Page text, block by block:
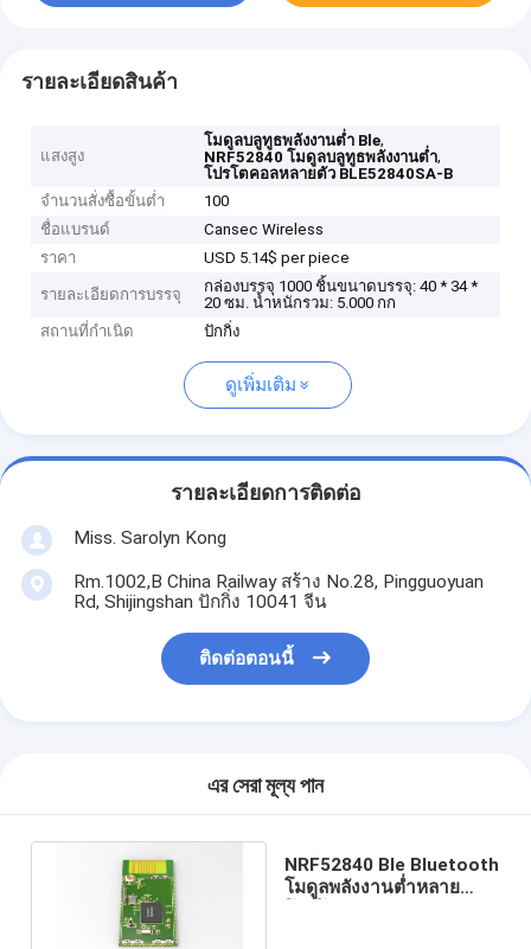
รายละเอียดสินค้า
แสงสูง
โมดูลบลูทูธพลังงานต่ำ Ble,
NRF52840 โมดูลบลูทูธพลังงานต่ำ,
โปรโตคอลหลายตัว BLE52840SA-B
จำนวนสั่งซื้อขั้นต่ำ
100
ชื่อแบรนด์
Cansec Wireless
ราคา
USD 5.14$ per piece
รายละเอียดการบรรจุ
กล่องบรรจุ 1000 ชิ้นขนาดบรรจุ: 40 * 34 *
20 ซม. น้ำหนักรวม: 5.000 กก
สถานที่กำเนิด
ปักกิ่ง
ดูเพิ่มเติม
รายละเอียดการติดต่อ
Miss. Sarolyn Kong
Rm.1002,B China Railway สร้าง No.28, Pingguoyuan
Rd, Shijingshan ปักกิ่ง 10041 จีน
ติดต่อตอนนี้
এর সেরা মূল্য পান
NRF52840 Ble Bluetooth
โมดูลพลังงานต่ำหลาย